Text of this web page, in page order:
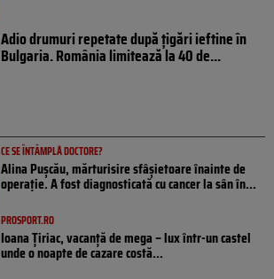
Adio drumuri repetate după țigări ieftine în
Bulgaria. România limitează la 40 de...
CE SE ÎNTÂMPLĂ DOCTORE?
Alina Pușcău, mărturisire sfâșietoare înainte de
operație. A fost diagnosticată cu cancer la sân în...
PROSPORT.RO
Ioana Țiriac, vacanță de mega – lux într-un castel
unde o noapte de cazare costă...